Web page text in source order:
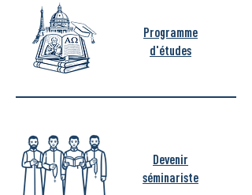
Programme
d'études
Devenir
séminariste